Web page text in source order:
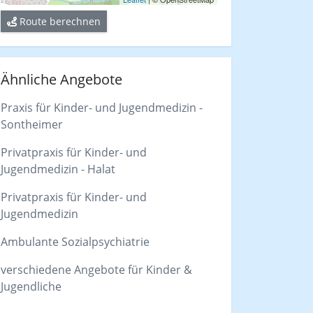
Route berechnen
Ähnliche Angebote
Praxis für Kinder- und Jugendmedizin -
Sontheimer
Privatpraxis für Kinder- und
Jugendmedizin - Halat
Privatpraxis für Kinder- und
Jugendmedizin
Ambulante Sozialpsychiatrie
verschiedene Angebote für Kinder &
Jugendliche